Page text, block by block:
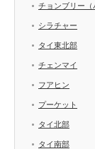
チョンブリー（
シラチャー
タイ東北部
チェンマイ
フアヒン
プーケット
タイ北部
タイ南部